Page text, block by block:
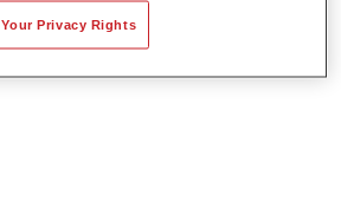
Your Privacy Rights